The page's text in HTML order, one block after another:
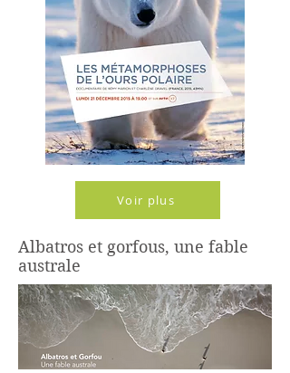
Voir plus
Albatros et gorfous, une fable
australe